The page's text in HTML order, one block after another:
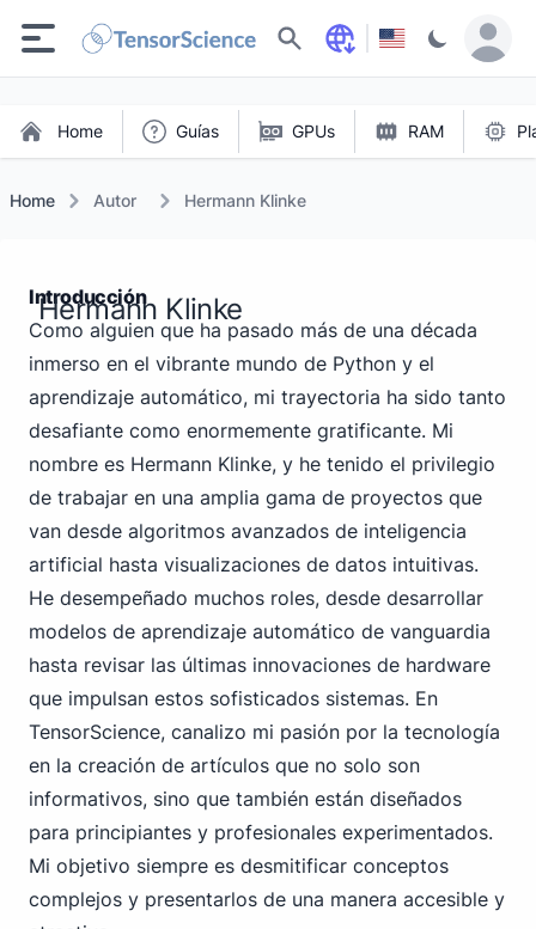
Buscar
Home Guías GPUs RAM
Home Autor Hermann Klinke
Introducción
Hermann Klinke
Como alguien que ha pasado más de una década
inmerso en el vibrante mundo de Python y el
aprendizaje automático, mi trayectoria ha sido tanto
desafiante como enormemente gratificante. Mi
nombre es Hermann Klinke, y he tenido el privilegio
de trabajar en una amplia gama de proyectos que
van desde algoritmos avanzados de inteligencia
artificial hasta visualizaciones de datos intuitivas.
He desempeñado muchos roles, desde desarrollar
modelos de aprendizaje automático de vanguardia
hasta revisar las últimas innovaciones de hardware
que impulsan estos sofisticados sistemas. En
TensorScience, canalizo mi pasión por la tecnología
en la creación de artículos que no solo son
informativos, sino que también están diseñados
para principiantes y profesionales experimentados.
Mi objetivo siempre es desmitificar conceptos
complejos y presentarlos de una manera accesible y